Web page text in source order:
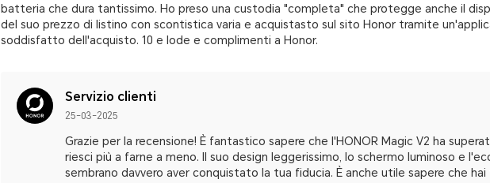
batteria che dura tantissimo. Ho preso una custodia "completa" che protegge anche il
del suo prezzo di listino con scontistica varia e acquistasto sul sito Honor tramite
soddisfatto dell'acquisto. 10 e lode e complimenti a Honor.
Servizio clienti
25-03-2025
Grazie per la recensione! È fantastico sapere che l'HONOR Magic V2 ha
riesci più a farne a meno. Il suo design leggerissimo, lo schermo luminoso e
sembrano davvero aver conquistato la tua fiducia. È anche utile sapere che